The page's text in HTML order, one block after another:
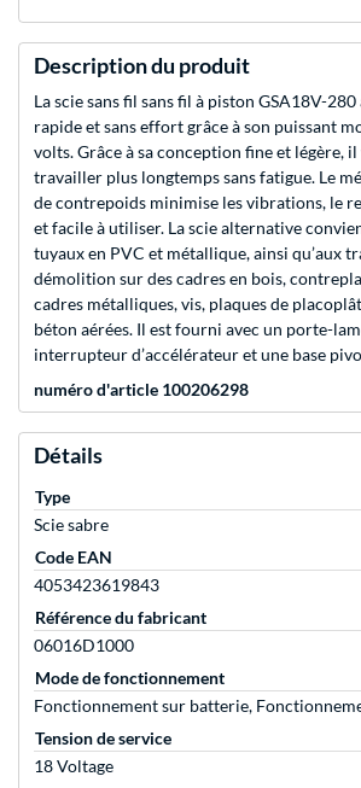
Description du produit
La scie sans fil sans fil à piston GSA18V-
rapide et sans effort grâce à son puissant
volts. Grâce à sa conception fine et légère,
travailler plus longtemps sans fatigue. Le
de contrepoids minimise les vibrations, le
et facile à utiliser. La scie alternative
tuyaux en PVC et métallique, ainsi qu’aux
démolition sur des cadres en bois,
cadres métalliques, vis, plaques de
béton aérées. Il est fourni avec un porte-
interrupteur d’accélérateur et une base
numéro d'article 100206298
Détails
Type
Scie sabre
Code EAN
4053423619843
Référence du fabricant
06016D1000
Mode de fonctionnement
Fonctionnement sur batterie,
Tension de service
18 Voltage